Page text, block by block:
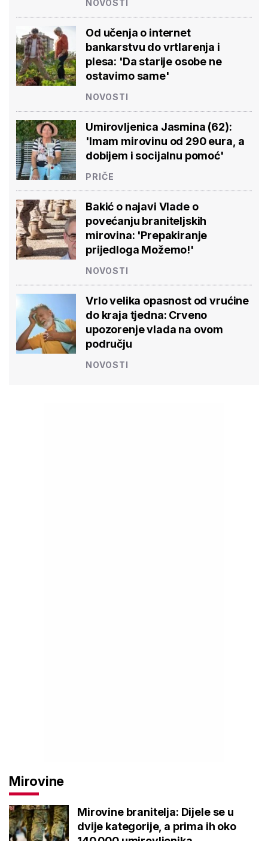
NOVOSTI
Od učenja o internet
bankarstvu do vrtlarenja i
plesa: 'Da starije osobe ne
ostavimo same'
NOVOSTI
Umirovljenica Jasmina (62):
'Imam mirovinu od 290 eura, a
dobijem i socijalnu pomoć'
PRIČE
Bakić o najavi Vlade o
povećanju braniteljskih
mirovina: 'Prepakiranje
prijedloga Možemo!'
NOVOSTI
Vrlo velika opasnost od vrućine
do kraja tjedna: Crveno
upozorenje vlada na ovom
području
NOVOSTI
Mirovine
Mirovine branitelja: Dijele se u
dvije kategorije, a prima ih oko